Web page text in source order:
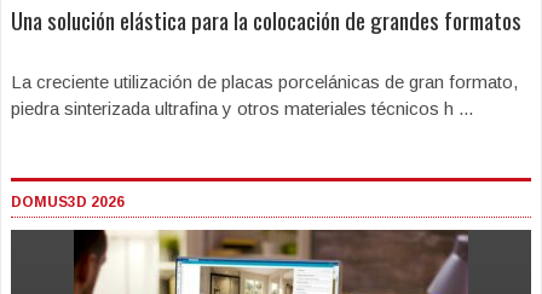
Una solución elástica para la colocación de grandes formatos
La creciente utilización de placas porcelánicas de gran formato,
piedra sinterizada ultrafina y otros materiales técnicos h ...
DOMUS3D 2026